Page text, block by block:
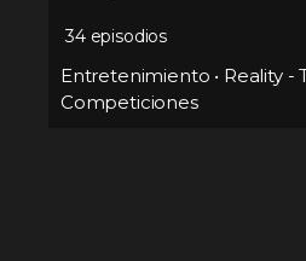
34 episodios
Entretenimiento • Reality -
Competiciones